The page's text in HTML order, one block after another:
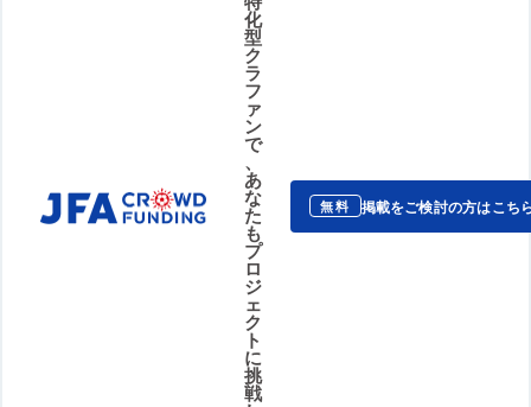
化
型
ク
ラ
フ
ァ
ン
で
、
あ
な
た
も
プ
ロ
ジ
ェ
ク
ト
に
挑
戦
無料 掲載をご検討の方はこち